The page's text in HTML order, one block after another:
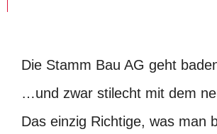
Die Stamm Bau AG geht
…und zwar stilecht mit dem
Das einzig Richtige, was man